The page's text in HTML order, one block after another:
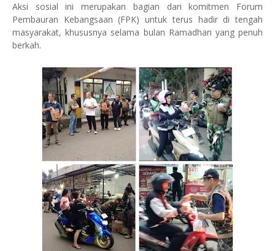
Aksi sosial ini merupakan bagian dari komitmen Forum
Pembauran Kebangsaan (FPK) untuk terus hadir di tengah
masyarakat, khususnya selama bulan Ramadhan yang penuh
berkah.